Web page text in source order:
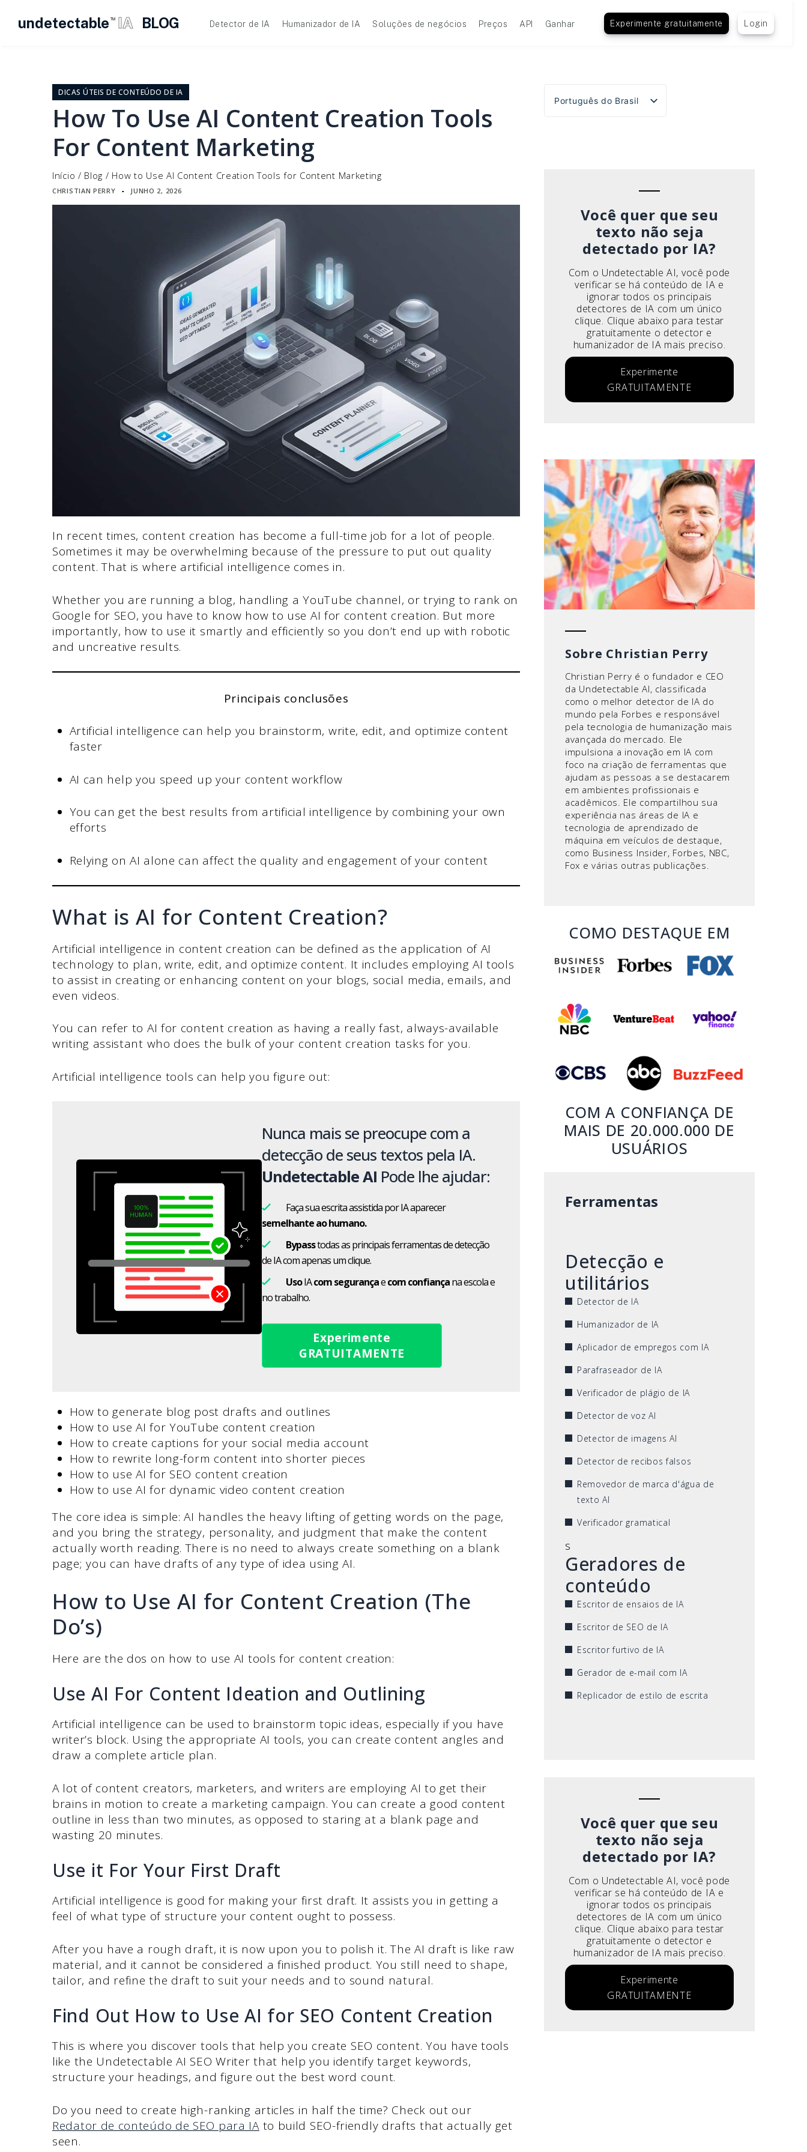
undetectable TM IA BLOG Detector de IA Humanizador de IA Soluções de negócios Preços API Ganhar Experimente gratuitamente Login
conteúdo
DICAS ÚTEIS DE CONTEÚDO DE IA
How To Use AI Content Creation Tools
For Content Marketing
Início / Blog / How to Use AI Content Creation Tools for Content Marketing
CHRISTIAN PERRY ▪ JUNHO 2, 2026
In recent times, content creation has become a full-time job for a lot of people.
Sometimes it may be overwhelming because of the pressure to put out quality
content. That is where artificial intelligence comes in.
Whether you are running a blog, handling a YouTube channel, or trying to rank on
Google for SEO, you have to know how to use AI for content creation. But more
importantly, how to use it smartly and efficiently so you don’t end up with robotic
and uncreative results.
Principais conclusões
Artificial intelligence can help you brainstorm, write, edit, and optimize content
faster
AI can help you speed up your content workflow
You can get the best results from artificial intelligence by combining your own
efforts
Relying on AI alone can affect the quality and engagement of your content
What is AI for Content Creation?
Artificial intelligence in content creation can be defined as the application of AI
technology to plan, write, edit, and optimize content. It includes employing AI tools
to assist in creating or enhancing content on your blogs, social media, emails, and
even videos.
You can refer to AI for content creation as having a really fast, always-available
writing assistant who does the bulk of your content creation tasks for you.
Artificial intelligence tools can help you figure out:
Nunca mais se preocupe com a
detecção de seus textos pela IA.
Undetectable AI Pode lhe ajudar:
Faça sua escrita assistida por IA aparecer
semelhante ao humano.
Bypasstodas as principais ferramentas de detecção
de IA com apenas um clique.
UsoIAcom segurançaecom confiançana escola e
no trabalho.
Experimente
GRATUITAMENTE
How to generate blog post drafts and outlines
How to use AI for YouTube content creation
How to create captions for your social media account
How to rewrite long-form content into shorter pieces
How to use AI for SEO content creation
How to use AI for dynamic video content creation
The core idea is simple: AI handles the heavy lifting of getting words on the page,
and you bring the strategy, personality, and judgment that make the content
actually worth reading. There is no need to always create something on a blank
page; you can have drafts of any type of idea using AI.
How to Use AI for Content Creation (The
Do’s)
Here are the dos on how to use AI tools for content creation:
Use AI For Content Ideation and Outlining
Artificial intelligence can be used to brainstorm topic ideas, especially if you have
writer’s block. Using the appropriate AI tools, you can create content angles and
draw a complete article plan.
A lot of content creators, marketers, and writers are employing AI to get their
brains in motion to create a marketing campaign. You can create a good content
outline in less than two minutes, as opposed to staring at a blank page and
wasting 20 minutes.
Use it For Your First Draft
Artificial intelligence is good for making your first draft. It assists you in getting a
feel of what type of structure your content ought to possess.
After you have a rough draft, it is now upon you to polish it. The AI draft is like raw
material, and it cannot be considered a finished product. You still need to shape,
tailor, and refine the draft to suit your needs and to sound natural.
Find Out How to Use AI for SEO Content Creation
This is where you discover tools that help you create SEO content. You have tools
like the Undetectable AI SEO Writer that help you identify target keywords,
structure your headings, and figure out the best word count.
Do you need to create high-ranking articles in half the time? Check out our
Redator de conteúdo de SEO para IAto build SEO-friendly drafts that actually get
seen.
Português do Brasil
English
Você quer que seu
texto não seja
detectado por IA?
Com o Undetectable AI, você pode
verificar se há conteúdo de IA e
ignorar todos os principais
detectores de IA com um único
clique. Clique abaixo para testar
gratuitamente o detector e
humanizador de IA mais preciso.
Experimente
GRATUITAMENTE
Sobre Christian Perry
Christian Perry é o fundador e CEO
da Undetectable AI, classificada
como o melhor detector de IA do
mundo pela Forbes e responsável
pela tecnologia de humanização mais
avançada do mercado. Ele
impulsiona a inovação em IA com
foco na criação de ferramentas que
ajudam as pessoas a se destacarem
em ambientes profissionais e
acadêmicos. Ele compartilhou sua
experiência nas áreas de IA e
tecnologia de aprendizado de
máquina em veículos de destaque,
como Business Insider, Forbes, NBC,
Fox e várias outras publicações.
COMO DESTAQUE EM
COM A CONFIANÇA DE
MAIS DE 20.000.000 DE
USUÁRIOS
Ferramentas
Detecção e
utilitários
Detector de IA
Humanizador de IA
Aplicador de empregos com IA
Parafraseador de IA
Verificador de plágio de IA
Detector de voz AI
Detector de imagens AI
Detector de recibos falsos
Removedor de marca d'água de
texto AI
Verificador gramatical
s
Geradores de
conteúdo
Escritor de ensaios de IA
Escritor de SEO de IA
Escritor furtivo de IA
Gerador de e-mail com IA
Replicador de estilo de escrita
Você quer que seu
texto não seja
detectado por IA?
Com o Undetectable AI, você pode
verificar se há conteúdo de IA e
ignorar todos os principais
detectores de IA com um único
clique. Clique abaixo para testar
gratuitamente o detector e
humanizador de IA mais preciso.
Experimente
GRATUITAMENTE